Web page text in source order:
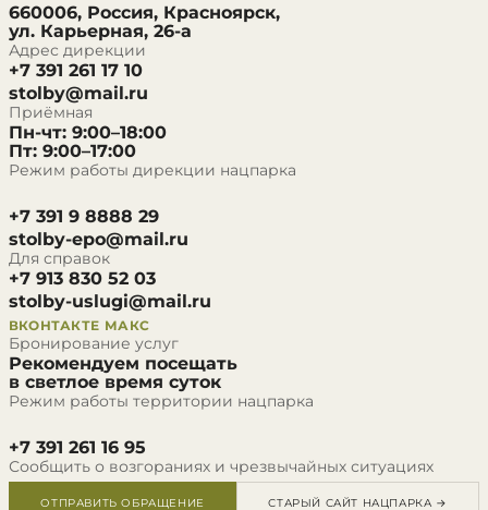
660006, Россия, Красноярск,
ул. Карьерная, 26-а
Адрес дирекции
+7 391 261 17 10
stolby@mail.ru
Приёмная
Пн-чт: 9:00–18:00
Пт: 9:00–17:00
Режим работы дирекции нацпарка
+7 391 9 8888 29
stolby-epo@mail.ru
Для справок
+7 913 830 52 03
stolby-uslugi@mail.ru
ВКОНТАКТЕ МАКС
Бронирование услуг
Рекомендуем посещать
в светлое время суток
Режим работы территории нацпарка
+7 391 261 16 95
Сообщить о возгораниях и чрезвычайных ситуациях
ОТПРАВИТЬ ОБРАЩЕНИЕ СТАРЫЙ САЙТ НАЦПАРКА →